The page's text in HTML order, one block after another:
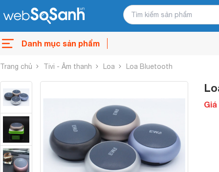
Danh mục sản phẩm
Trang chủ Tivi - Âm thanh Loa Loa Bluetooth